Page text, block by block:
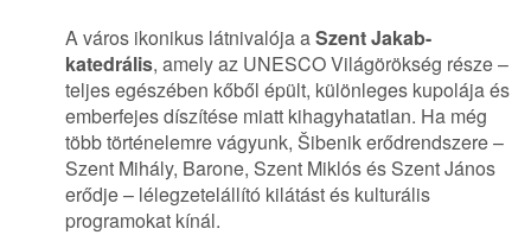
A város ikonikus látnivalója aSzent Jakab-
katedrális, amely az UNESCO Világörökség része –
teljes egészében kőből épült, különleges kupolája és
emberfejes díszítése miatt kihagyhatatlan. Ha még
több történelemre vágyunk, Šibenik erődrendszere –
Szent Mihály, Barone, Szent Miklós és Szent János
erődje – lélegzetelállító kilátást és kulturális
programokat kínál.